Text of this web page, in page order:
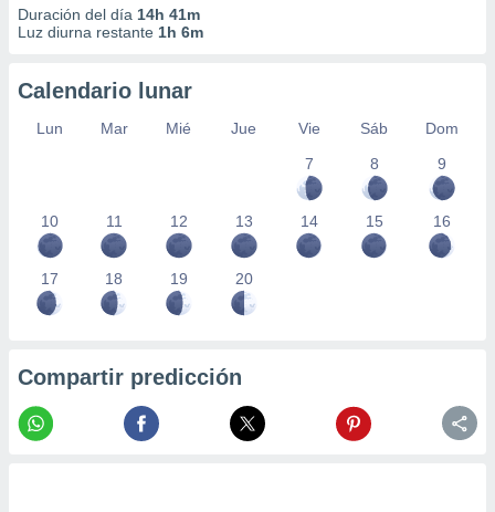
Duración del día 14h 41m
Luz diurna restante 1h 6m
Calendario lunar
Lun Mar Mié Jue Vie Sáb
Dom
7
8 9
10 11 12 13 14 15 16
17 18 19 20
Compartir predicción